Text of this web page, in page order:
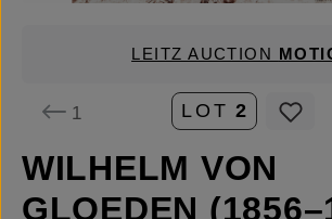
LEITZ AUCTION
1 LOT 2
WILHELM VON
GLOEDEN